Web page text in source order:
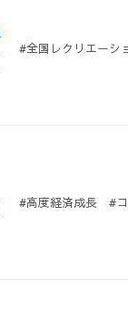
#全国レクリエー
#高度経済成長 #